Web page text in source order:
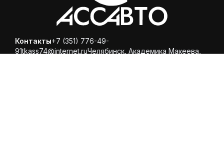
Контакты+7 (351) 776-49-
91tkass74@internet.ruЧелябинск, ​Академика Макеева,